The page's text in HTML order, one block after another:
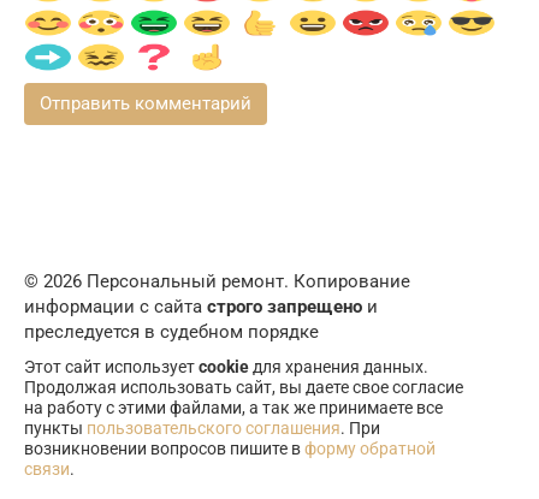
© 2026 Персональный ремонт. Копирование
информации с сайта строго запрещено и
преследуется в судебном порядке
Этот сайт используетcookie для хранения данных.
Продолжая использовать сайт, вы даете свое согласие
на работу с этими файлами, а так же принимаете все
пункты пользовательского соглашения. При
возникновении вопросов пишите вформу обратной
связи.